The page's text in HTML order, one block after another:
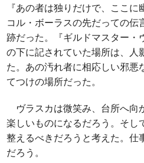
『あの者は独りだけで、ここ
コル・ボーラスの先だっての
跡だった。『ギルドマスター
の下に記されていた場所は、人
た。あの汚れ者に相応しい邪悪
てつけの場所だった。
ヴラスカは微笑み、台所へ向
楽しいものになるだろう。そし
整えるべきだろうと考えた。仕
だろう。